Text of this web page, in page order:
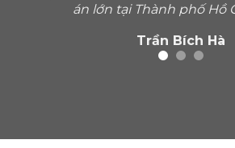
án lớn tại Thành phố Hồ
Trần Bích Hà